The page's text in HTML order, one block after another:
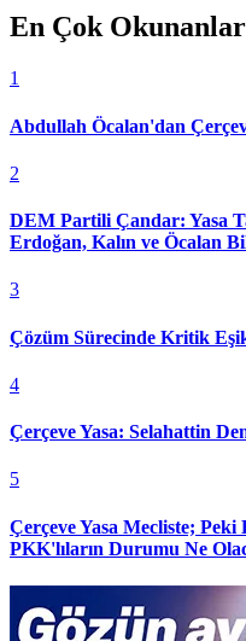
En Çok Okunanlar
1
Abdullah Öcalan'dan
2
DEM Partili Çandar: Yasa
Erdoğan, Kalın ve Öcalan
3
Çözüm Sürecinde Kritik
4
Çerçeve Yasa: Selahattin
5
Çerçeve Yasa Mecliste;
PKK'lıların Durumu Ne